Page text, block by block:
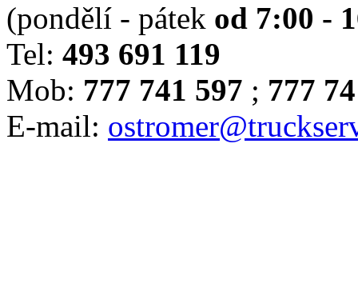
(pondělí - pátek od 7:00 -
Tel: 493 691 119
Mob: 777 741 597 ; 777
E-mail: